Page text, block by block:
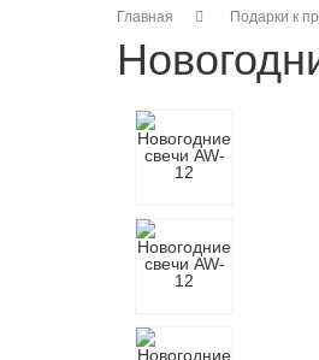
Главная Подарки к